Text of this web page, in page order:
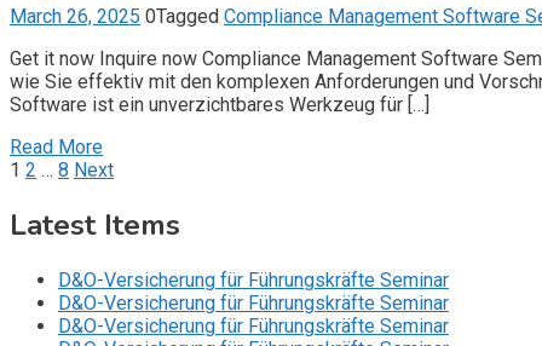
March 26, 2025 0Tagged Compliance Management Software
Get it now Inquire now Compliance Management Software
wie Sie effektiv mit den komplexen Anforderungen und
Software ist ein unverzichtbares Werkzeug für […]
Read More
Posts
pagination
1 2 … 8 Next
Latest Items
D&O-Versicherung für Führungskräfte Seminar
D&O-Versicherung für Führungskräfte Seminar
D&O-Versicherung für Führungskräfte Seminar